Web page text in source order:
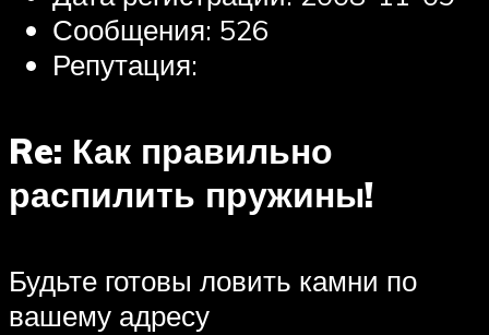
Сообщения: 526
Репутация:
Re: Как правильно
распилить пружины!
Будьте готовы ловить камни по
вашему адресу